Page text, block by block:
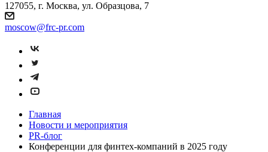
127055, г. Москва, ул. Образцова, 7
moscow@frc-pr.com
Главная
Новости и мероприятия
PR-блог
Конференции для финтех-компаний в 2025 году